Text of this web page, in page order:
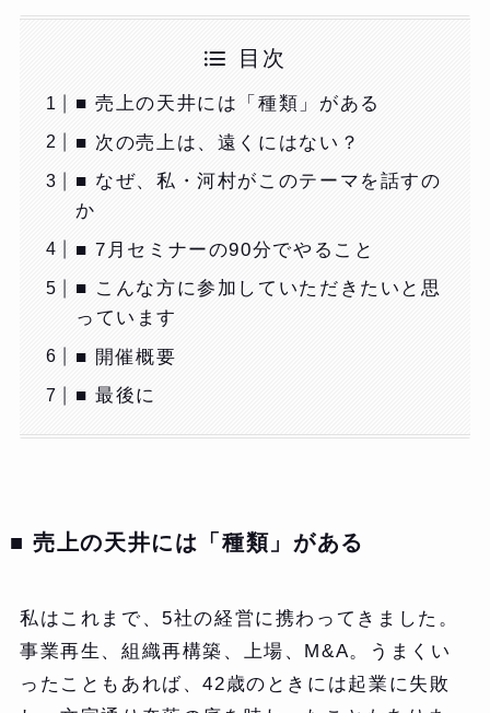
目次
■ 売上の天井には「種類」がある
■ 次の売上は、遠くにはない？
■ なぜ、私・河村がこのテーマを話すの
か
■ 7月セミナーの90分でやること
■ こんな方に参加していただきたいと思
っています
■ 開催概要
■ 最後に
■ 売上の天井には「種類」がある
私はこれまで、5社の経営に携わってきました。
事業再生、組織再構築、上場、M&A。うまくい
ったこともあれば、42歳のときには起業に失敗